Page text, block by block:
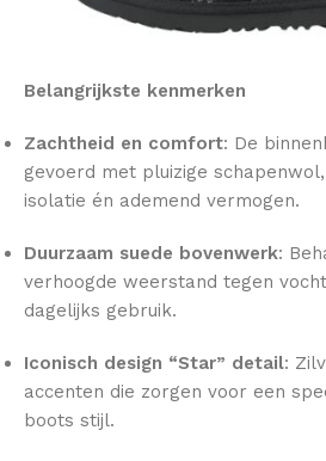
Belangrijkste kenmerken
Zachtheid en comfort: De
gevoerd met pluizige
isolatie én ademend vermogen.
Duurzaam suede bovenwerk:
verhoogde weerstand tegen
dagelijks gebruik.
Iconisch design “Star” detail:
accenten die zorgen voor een
boots stijl.